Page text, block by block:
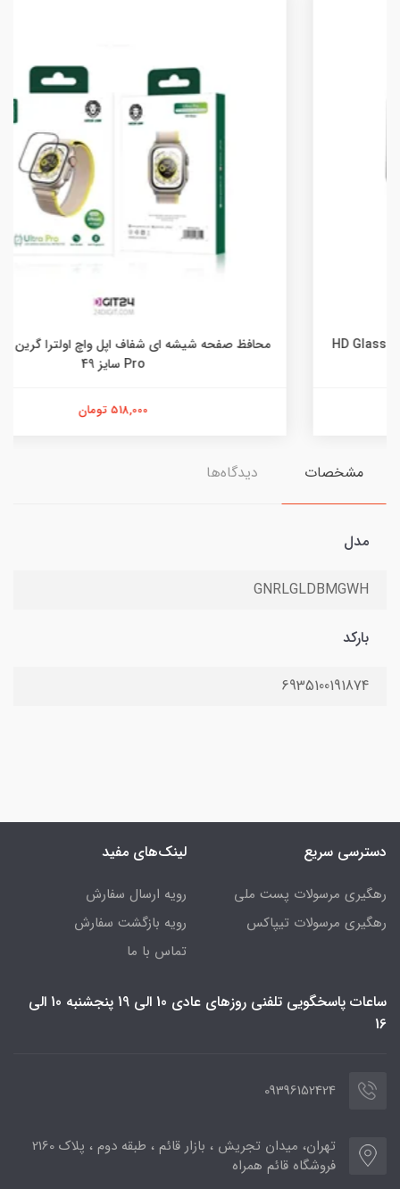
محافظ صفحه شیشه ای شفاف اپل واچ اولترا گرین مدل Ultra
مشخصات دیدگاه‌ها
مدل
GNRLGLDBMGWH
بارکد
6935100191874
دسترسی سریع
رهگیری مرسولات پست ملی
رهگیری مرسولات تیپاکس
لینک‌های مفید
رویه ارسال سفارش
رویه بازگشت سفارش
تماس با ما
ساعات پاسخگویی تلفنی روزهای عادی 10 الی 19 پنجشنبه 10 الی
16
09396152424
تهران، میدان تجریش ، بازار قائم ، طبقه دوم ، پلاک 2160
فروشگاه قائم همراه